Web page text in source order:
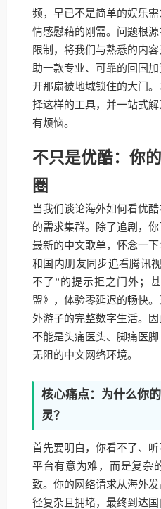
频，早已不是简单的娱乐
情感慰藉的刚需。问题根
限制，将我们与熟悉的内
助一款专业、可靠的回国
开那扇被地域锁住的大门
择这样的工具，并一站式
有烦恼。
不只是优酷：你
圈
当我们谈论海外如何看优
的需求集群。除了追剧，
最新的中文歌单，怀念一
和国内朋友同步追看腾讯
不了”的提示拒之门外；
盟》，体验零延迟的畅快
外游子的完整数字生活。
不能是头痛医头、脚痛医
无阻的中文网络环境。
核心痛点：为什么你
灵？
首先要明白，你看不了、
平台有意为难，而是复杂
致。你的网络请求从海外
径复杂且拥堵，最终到达